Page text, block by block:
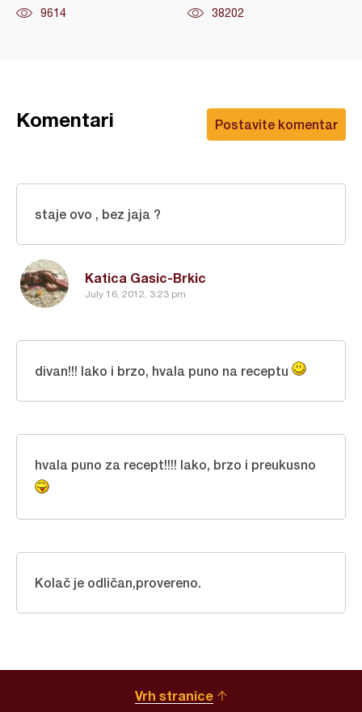
9614 38202
Postavite komentar
Komentari
Katica Gasic-Brkic
July 16, 2012, 3:23 pm
staje ovo , bez jaja ?
divan!!! lako i brzo, hvala puno na receptu
hvala puno za recept!!!! lako, brzo i preukusno
Kolač je odličan,provereno.
Vrh stranice